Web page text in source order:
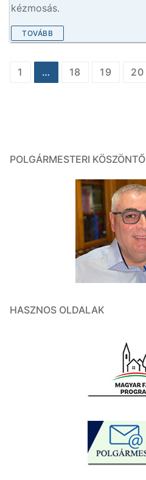
kézmosás.
TOVÁBB
Bejegyzés
1 … 18 19 20
POLGÁRMESTERI KÖSZÖNTŐ
HASZNOS OLDALAK